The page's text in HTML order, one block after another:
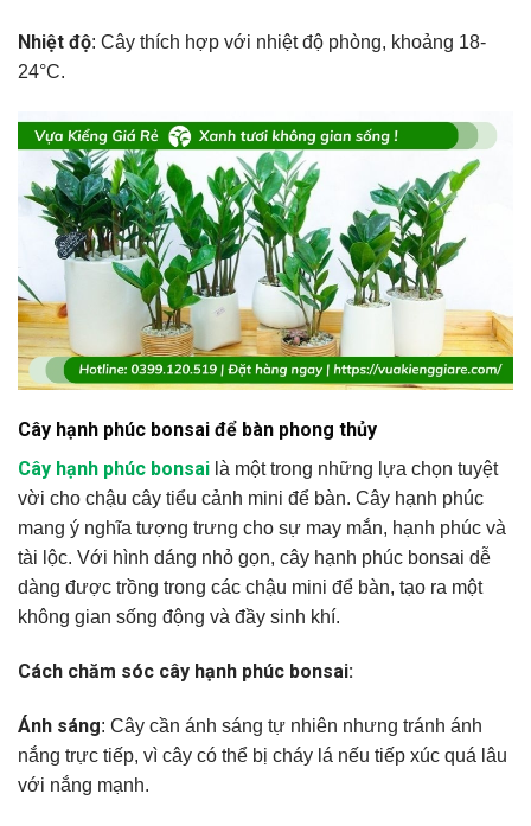
Nhiệt độ: Cây thích hợp với nhiệt độ phòng, khoảng 18-
24°C.
Cây hạnh phúc bonsai để bàn phong thủy
Cây hạnh phúc bonsai là một trong những lựa chọn tuyệt
vời cho chậu cây tiểu cảnh mini để bàn. Cây hạnh phúc
mang ý nghĩa tượng trưng cho sự may mắn, hạnh phúc và
tài lộc. Với hình dáng nhỏ gọn, cây hạnh phúc bonsai dễ
dàng được trồng trong các chậu mini để bàn, tạo ra một
không gian sống động và đầy sinh khí.
Cách chăm sóc cây hạnh phúc bonsai:
Ánh sáng: Cây cần ánh sáng tự nhiên nhưng tránh ánh
nắng trực tiếp, vì cây có thể bị cháy lá nếu tiếp xúc quá lâu
với nắng mạnh.